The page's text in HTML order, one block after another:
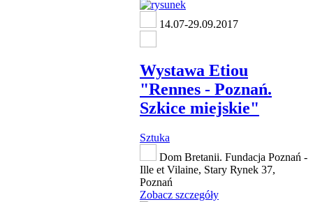
14.07-29.09.2017
Wystawa Etiou
"Rennes - Poznań.
Szkice miejskie"
Sztuka
Dom Bretanii. Fundacja Poznań -
Ille et Vilaine, Stary Rynek 37,
Poznań
Zobacz szczegóły